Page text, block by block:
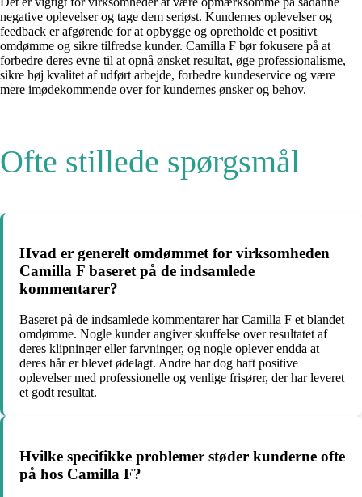
negative oplevelser og tage dem seriøst. Kundernes oplevelser og
feedback er afgørende for at opbygge og opretholde et positivt
omdømme og sikre tilfredse kunder. Camilla F bør fokusere på at
forbedre deres evne til at opnå ønsket resultat, øge professionalisme,
sikre høj kvalitet af udført arbejde, forbedre kundeservice og være
mere imødekommende over for kundernes ønsker og behov.
Ofte stillede spørgsmål
Hvad er generelt omdømmet for virksomheden
Camilla F baseret på de indsamlede
kommentarer?
Baseret på de indsamlede kommentarer har Camilla F et blandet
omdømme. Nogle kunder angiver skuffelse over resultatet af
deres klipninger eller farvninger, og nogle oplever endda at
deres hår er blevet ødelagt. Andre har dog haft positive
oplevelser med professionelle og venlige frisører, der har leveret
et godt resultat.
Hvilke specifikke problemer støder kunderne ofte
på hos Camilla F?